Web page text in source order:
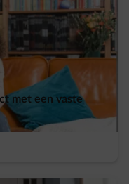
met een vaste